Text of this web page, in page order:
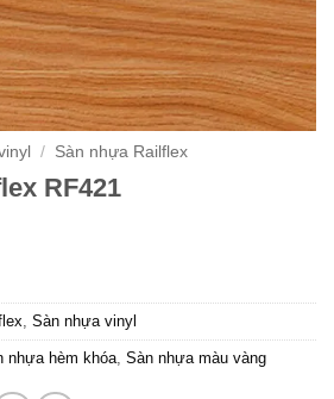
/ Sàn nhựa Railflex
RF421
, Sàn nhựa vinyl
nhựa hèm khóa, Sàn nhựa màu vàng